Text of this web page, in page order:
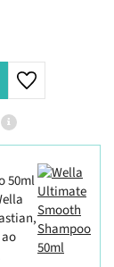
50ml